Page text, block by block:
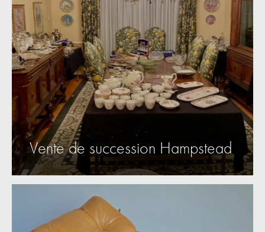
Vente de succession Hampstead